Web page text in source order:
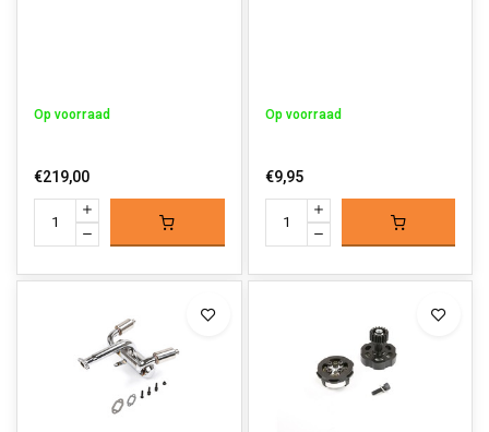
Op voorraad
€219,00
Op voorraad
€9,95